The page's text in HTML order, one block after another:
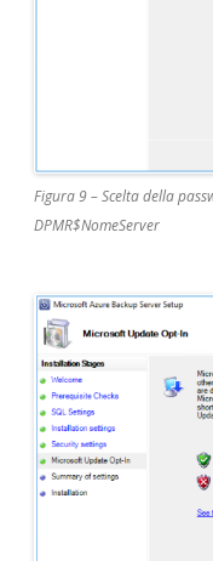
Figura 9 – Scelta della
DPMR$NomeServer